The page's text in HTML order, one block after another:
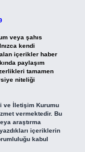
veya şahıs
kendi
alan içerikler haber
paylaşım
tamamen
niteliği
ve İletişim Kurumu
vermektedir. Bu
araştırma
içeriklerin
kabul